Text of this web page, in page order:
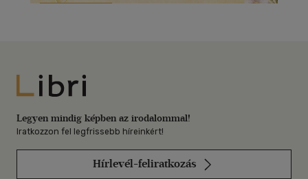
Libri
Legyen mindig képben az irodalommal!
Iratkozzon fel legfrissebb híreinkért!
Hírlevél-feliratkozás